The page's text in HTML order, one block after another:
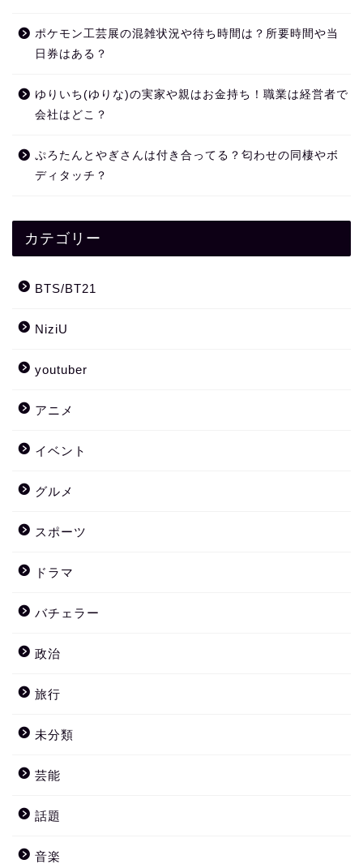
ポケモン工芸展の混雑状況や待ち時間は？所要時間や当
日券はある？
ゆりいち(ゆりな)の実家や親はお金持ち！職業は経営者で
会社はどこ？
ぷろたんとやぎさんは付き合ってる？匂わせの同棲やボ
ディタッチ？
カテゴリー
BTS/BT21
NiziU
youtuber
アニメ
イベント
グルメ
スポーツ
ドラマ
バチェラー
政治
旅行
未分類
芸能
話題
音楽